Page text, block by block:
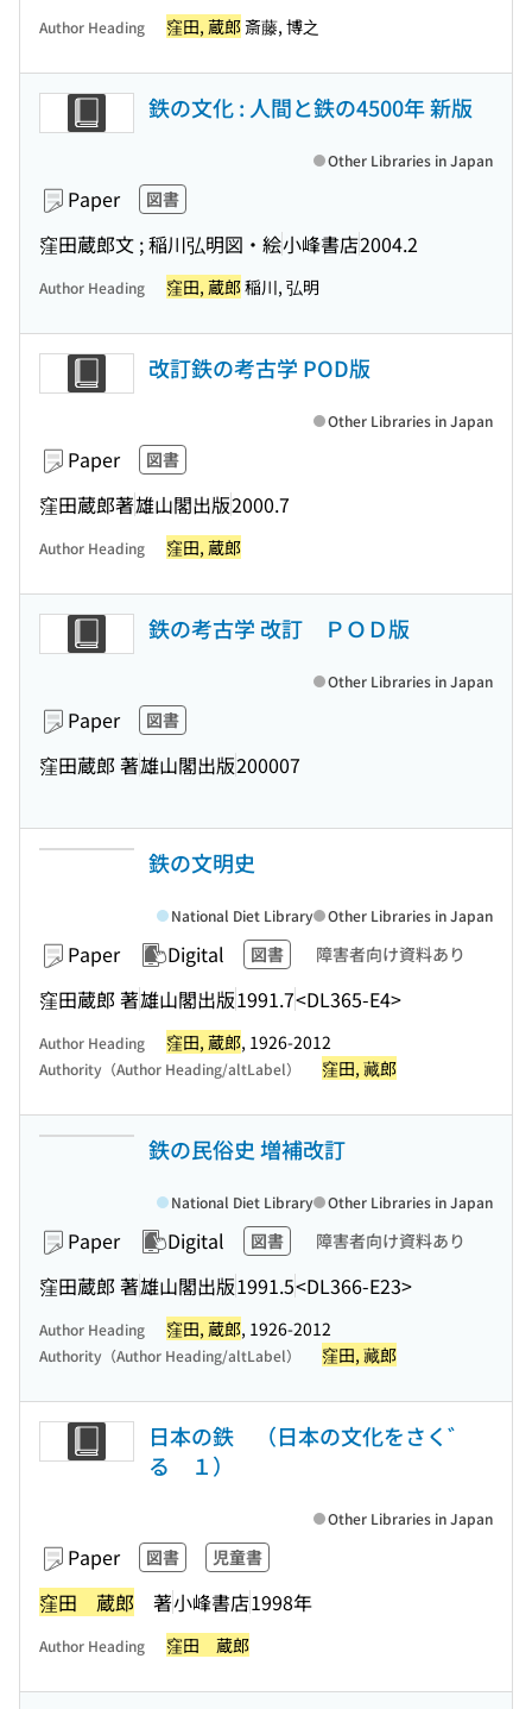
Author Heading 窪田, 蔵郎 斎藤, 博之
鉄の文化 : 人間と鉄の4500年 新版
Paper 図書
窪田蔵郎文 ; 稲川弘明図・絵小峰書店2004.2
Other Libraries in Japan
Author Heading 窪田, 蔵郎稲川, 弘明
改訂鉄の考古学 POD版
Paper 図書
窪田蔵郎著雄山閣出版2000.7
Other Libraries in Japan
Author Heading 窪田, 蔵郎
鉄の考古学 改訂 ＰＯＤ版
Paper 図書
窪田蔵郎 著雄山閣出版200007
Other Libraries in Japan
鉄の文明史
Paper Digital 図書 障害者向け資料あり
窪田蔵郎 著雄山閣出版1991.7<DL365-E4>
National Diet Library Other Libraries in Japan
Author Heading 窪田, 蔵郎, 1926-2012
Authority（Author Heading/altLabel） 窪田, 藏郎
鉄の民俗史 増補改訂
Paper Digital 図書 障害者向け資料あり
窪田蔵郎 著雄山閣出版1991.5<DL366-E23>
National Diet Library Other Libraries in Japan
Author Heading 窪田, 蔵郎, 1926-2012
Authority（Author Heading/altLabel） 窪田, 藏郎
日本の鉄 （日本の文化をさく゛
る １）
Paper 図書 児童書
窪田 蔵郎 著小峰書店1998年
Other Libraries in Japan
Author Heading 窪田 蔵郎